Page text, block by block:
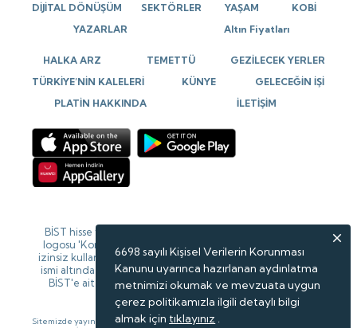
DİJİTAL DÖNÜŞÜM
SEKTÖRLER YAŞAM
KOBİ
YAZARLAR
Altın Fiyatları
HALKA ARZ TEMETTÜ
GEZİLECEK YERLER
TÜRKİYE’NİN KALELERİ
KÜNYE
GELECEĞİN İŞİ
PLATİN HAKKINDA
İLETİŞİM
BİST hisse verileri 15 dk gecikmeli verilerdir. BİST isim ve
logosu 'Koruma Marka Belgesi' altında korunmakta olup
izinsiz kullanılamaz, iktibas edilemez, değiştirilemez. BİST
ismi altında açıklanan tüm bilgilerin telif hakları tamamen
BİST'e ait olup, tekrar yayınlanamaz. Veriler Forinvest
tarafından sağlanmaktadır.
Sitemizde yayınlanan haberlerin telif hakları gazete ve haber kaynaklarına
6698 sayılı Kişisel Verilerin Korunması
Kanunu uyarınca hazırlanan aydınlatma
metnimizi okumak ve mevzuata uygun
çerez politikamızla ilgili detaylı bilgi
almak için tıklayınız .